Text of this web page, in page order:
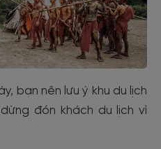
bạn nên lưu ý khu du lịch
đón khách du lịch vì